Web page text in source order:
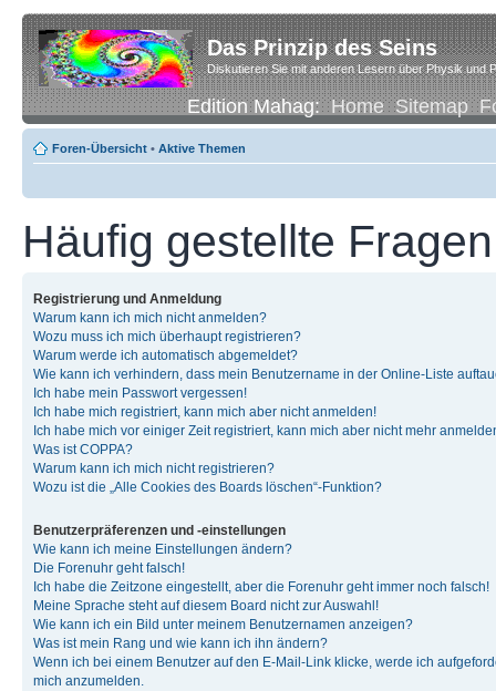
Das Prinzip des Seins
Diskutieren Sie mit anderen Lesern über Physik und
Edition Mahag:Home Sitemap
Foren-Übersicht • Aktive Themen
Häufig gestellte Fragen
Registrierung und Anmeldung
Warum kann ich mich nicht anmelden?
Wozu muss ich mich überhaupt registrieren?
Warum werde ich automatisch abgemeldet?
Wie kann ich verhindern, dass mein Benutzername in der Online-Liste
Ich habe mein Passwort vergessen!
Ich habe mich registriert, kann mich aber nicht anmelden!
Ich habe mich vor einiger Zeit registriert, kann mich aber nicht mehr
Was ist COPPA?
Warum kann ich mich nicht registrieren?
Wozu ist die „Alle Cookies des Boards löschen“-Funktion?
Benutzerpräferenzen und -einstellungen
Wie kann ich meine Einstellungen ändern?
Die Forenuhr geht falsch!
Ich habe die Zeitzone eingestellt, aber die Forenuhr geht immer noch falsch!
Meine Sprache steht auf diesem Board nicht zur Auswahl!
Wie kann ich ein Bild unter meinem Benutzernamen anzeigen?
Was ist mein Rang und wie kann ich ihn ändern?
Wenn ich bei einem Benutzer auf den E-Mail-Link klicke, werde ich
mich anzumelden.